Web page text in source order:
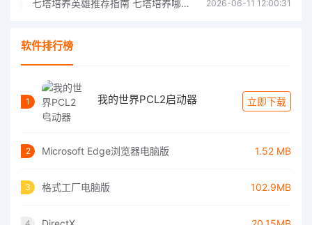
七塔培养英雄推荐指南 七塔培养哪个英雄好 2026-06-11 12:00:31
软件排行榜
1 我的世界PCL2启动器 立即下载
2 Microsoft Edge浏览器电脑版 1.52 MB
3 格式工厂电脑版 102.9MB
4